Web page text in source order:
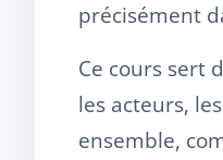
précisément
Ce cours sert
les acteurs,
ensemble,